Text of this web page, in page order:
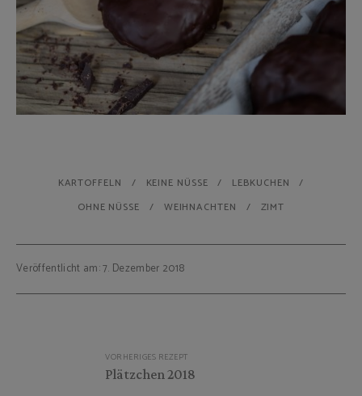
KARTOFFELN KEINE NÜSSE
LEBKUCHEN
OHNE NÜSSE
WEIHNACHTEN ZIMT
Veröffentlicht am: 7. Dezember 2018
VORHERIGES REZEPT
Plätzchen 2018